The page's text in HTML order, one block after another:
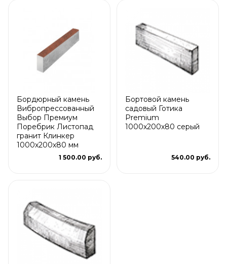
Бордюрный камень
Вибропрессованный
Выбор Премиум
Поребрик Листопад
гранит Клинкер
1000х200х80 мм
1 500.00 руб.
Бортовой камень
садовый Готика
Premium
1000х200х80 серый
540.00 руб.